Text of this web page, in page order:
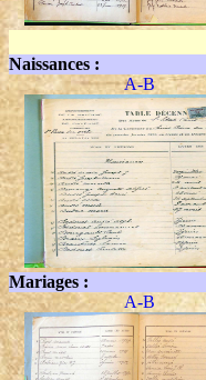
Naissances :
A-B
Mariages :
A-B